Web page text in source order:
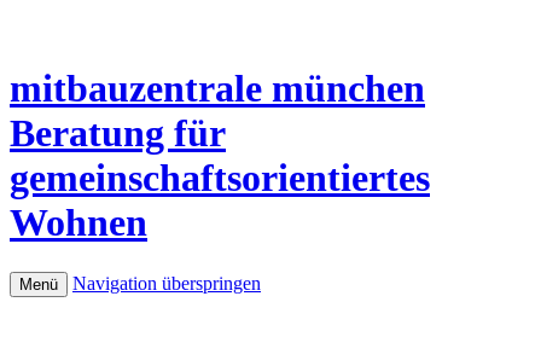
mitbauzentrale münchen
Beratung für
gemeinschaftsorientiertes
Wohnen
Menü Navigation überspringen